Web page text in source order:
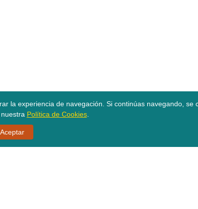
la experiencia de navegación. Si continúas navegando, se
Política de Cookies.
Aceptar